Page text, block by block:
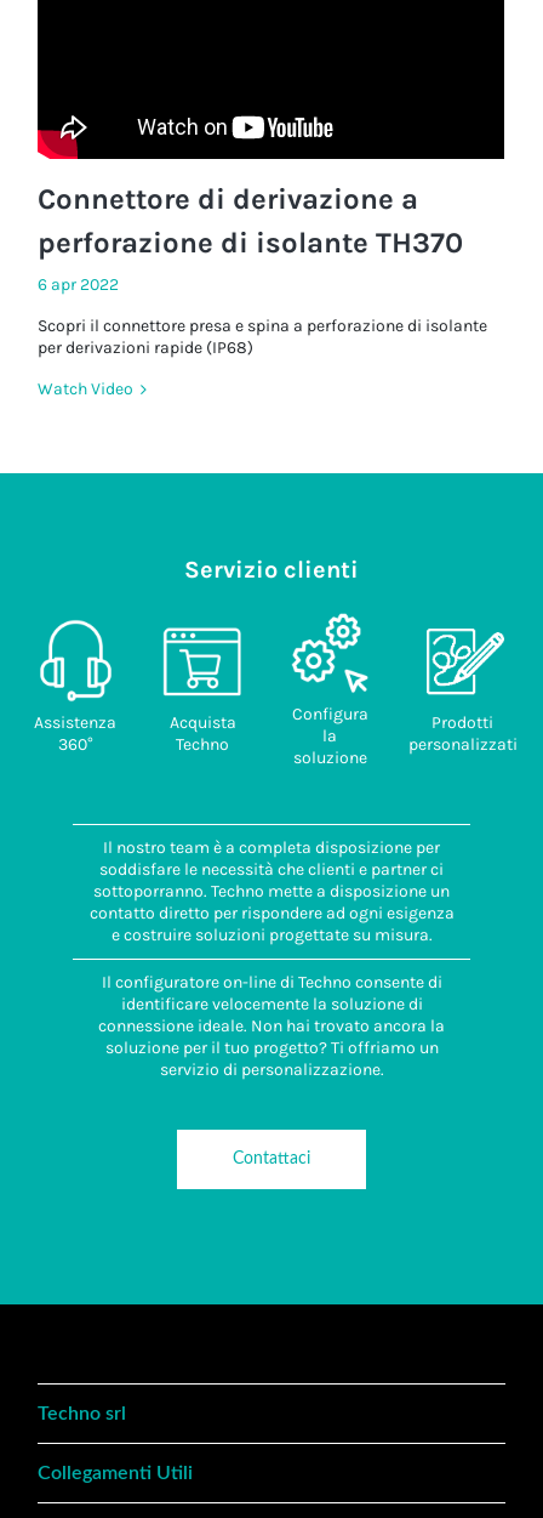
Connettore di derivazione a
perforazione di isolante TH370
6 apr 2022
Scopri il connettore presa e spina a perforazione di isolante
per derivazioni rapide (IP68)
Watch Video
Servizio clienti
Assistenza
360°
Acquista
Techno
Configura
la
soluzione
Prodotti
personalizzati
Il nostro team è a completa disposizione per
soddisfare le necessità che clienti e partner ci
sottoporranno. Techno mette a disposizione un
contatto diretto per rispondere ad ogni esigenza
e costruire soluzioni progettate su misura.
Il configuratore on-line di Techno consente di
identificare velocemente la soluzione di
connessione ideale. Non hai trovato ancora la
soluzione per il tuo progetto? Ti offriamo un
servizio di personalizzazione.
Contattaci
Techno srl
Collegamenti Utili